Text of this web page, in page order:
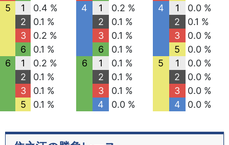
5
1
0.4 %
2
0.1 %
3
0.2 %
6
0.1 %
6
1
0.2 %
2
0.1 %
3
0.1 %
5
0.1 %
4
1
0.2 %
2
0.1 %
3
0.1 %
6
0.1 %
6
1
0.1 %
2
0.1 %
3
0.1 %
4
0.0 %
4
1
0.0 %
2
0.1 %
3
0.0 %
5
0.0 %
5
1
0.0 %
2
0.0 %
3
0.0 %
4
0.0 %